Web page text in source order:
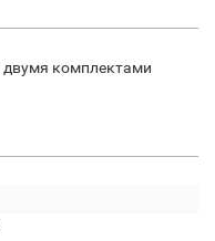
двумя комплектами